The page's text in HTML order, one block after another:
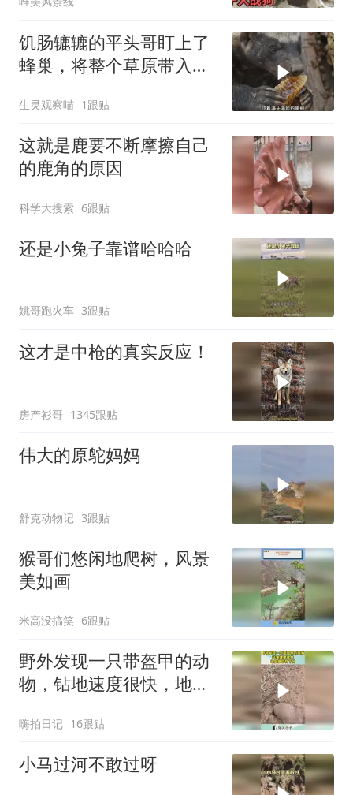
饥肠辘辘的平头哥盯上了
蜂巢，将整个草原带入了
生灵观察喵 1跟贴
这就是鹿要不断摩擦自己
的鹿角的原因
科学大搜索 6跟贴
还是小兔子靠谱哈哈哈
姚哥跑火车 3跟贴
这才是中枪的真实反应！
房产衫哥 1345跟贴
伟大的原鸵妈妈
舒克动物记 3跟贴
猴哥们悠闲地爬树，风景
美如画
米高没搞笑 6跟贴
野外发现一只带盔甲的动
物，钻地速度很快，地鼠
嗨拍日记 16跟贴
小马过河不敢过呀